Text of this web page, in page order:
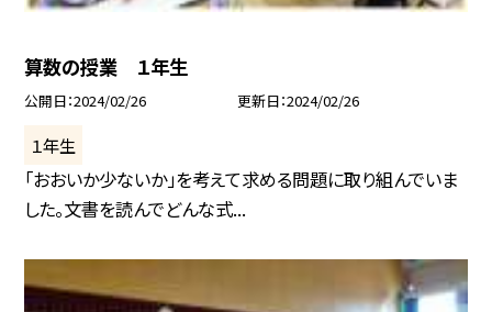
算数の授業 １年生
公開日 2024/02/26 更新日 2024/02/26
１年生
「おおいか少ないか」を考えて求める問題に取り組んでいま
した。文書を読んでどんな式...